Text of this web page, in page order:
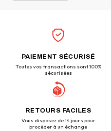
PAIEMENT SÉCURISÉ
Toutes vos transactions sont 100%
sécurisées
RETOURS FACILES
Vous disposez de 14 jours pour
procéder à un échange